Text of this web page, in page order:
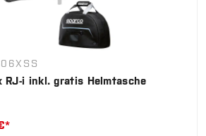
RJ-i inkl. gratis Helmtasche